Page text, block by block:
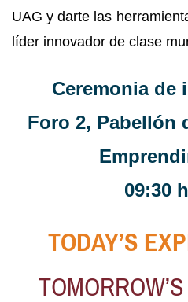
UAG y darte las
líder innovador de clase
Ceremonia de
Foro 2, Pabellón
09:30
TODAY’S